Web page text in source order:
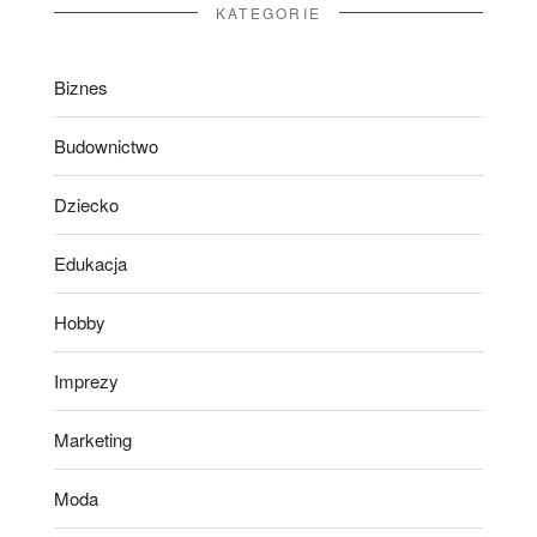
KATEGORIE
Biznes
Budownictwo
Dziecko
Edukacja
Hobby
Imprezy
Marketing
Moda